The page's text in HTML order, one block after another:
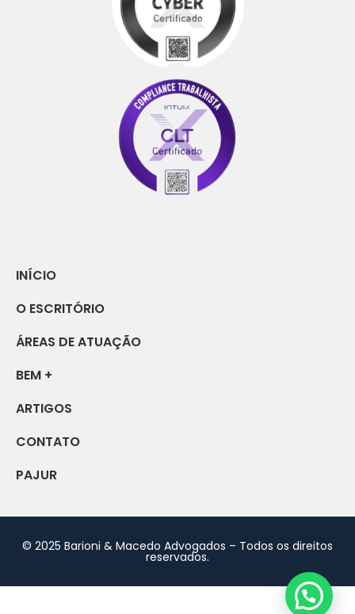
INÍCIO
O ESCRITÓRIO
ÁREAS DE ATUAÇÃO
BEM +
ARTIGOS
CONTATO
PAJUR
© 2025 Barioni & Macedo Advogados – Todos os direitos
reservados.